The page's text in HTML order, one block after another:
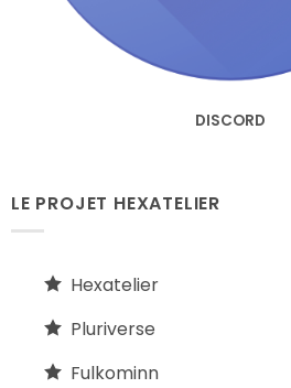
DISCORD
LE PROJET HEXATELIER
Hexatelier
Pluriverse
Fulkominn